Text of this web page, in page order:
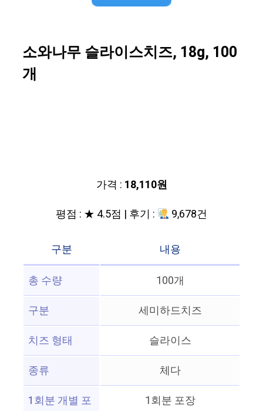
소와나무 슬라이스치즈, 18g, 100
개
가격 : 18,110원
평점 : ★ 4.5점 | 후기 :
9,678건
구분
내용
총 수량
100개
구분
세미하드치즈
치즈 형태
슬라이스
종류
체다
1회분 개별 포
1회분 포장